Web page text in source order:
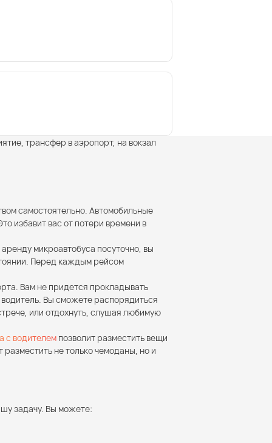
трансфер в аэропорт, на вокзал
самостоятельно. Автомобильные
избавит вас от потери времени в
микроавтобуса посуточно, вы
Перед каждым рейсом
Вам не придется прокладывать
Вы сможете распорядиться
или отдохнуть, слушая любимую
с водителем позволит разместить вещи
не только чемоданы, но и
задачу. Вы можете: